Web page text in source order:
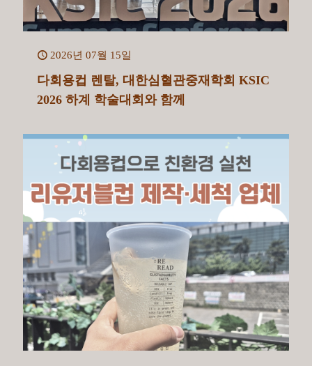
2026년 07월 15일
다회용컵 렌탈, 대한심혈관중재학회 KSIC
2026 하계 학술대회와 함께